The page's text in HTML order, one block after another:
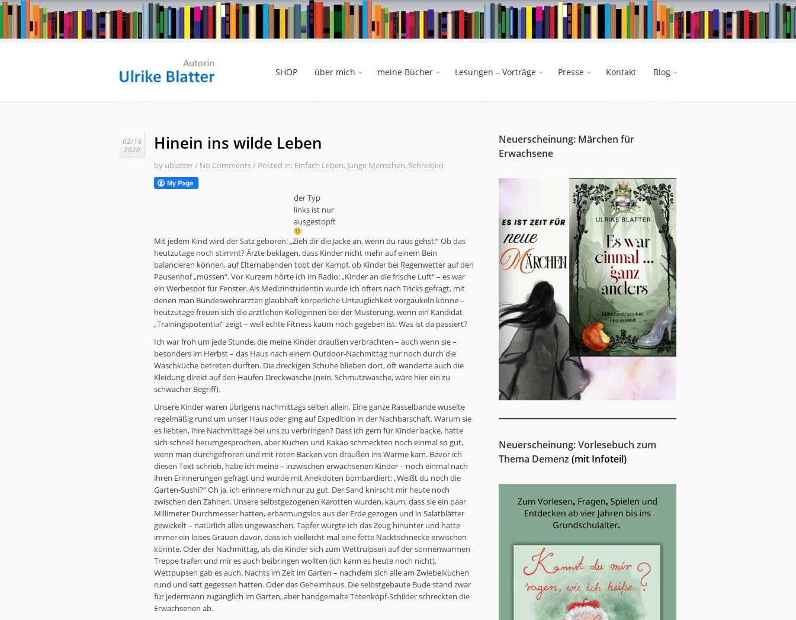
SHOP über mich meine Bücher Lesungen – Vorträge Presse Kontakt Blog
02/16
2020
Hinein ins wilde Leben
by ublatter/ No Comments/ Posted in: Einfach Leben, Junge Menschen, Schreiben
der Typ
links ist nur
ausgestopft
Mit jedem Kind wird der Satz geboren: „Zieh dir die Jacke an, wenn du raus gehst!“ Ob das
heutzutage noch stimmt? Ärzte beklagen, dass Kinder nicht mehr auf einem Bein
balancieren können, auf Elternabenden tobt der Kampf, ob Kinder bei Regenwetter auf den
Pausenhof „müssen“. Vor Kurzem hörte ich im Radio: „Kinder an die frische Luft“ – es war
ein Werbespot für Fenster. Als Medizinstudentin wurde ich öfters nach Tricks gefragt, mit
denen man Bundeswehrärzten glaubhaft körperliche Untauglichkeit vorgaukeln könne –
heutzutage freuen sich die ärztlichen Kolleginnen bei der Musterung, wenn ein Kandidat
„Trainingspotential“ zeigt – weil echte Fitness kaum noch gegeben ist. Was ist da passiert?
Ich war froh um jede Stunde, die meine Kinder draußen verbrachten – auch wenn sie –
besonders im Herbst – das Haus nach einem Outdoor-Nachmittag nur noch durch die
Waschküche betreten durften. Die dreckigen Schuhe blieben dort, oft wanderte auch die
Kleidung direkt auf den Haufen Dreckwäsche (nein, Schmutzwäsche, wäre hier ein zu
schwacher Begriff).
Unsere Kinder waren übrigens nachmittags selten allein. Eine ganze Rasselbande wuselte
regelmäßig rund um unser Haus oder ging auf Expedition in der Nachbarschaft. Warum sie
es liebten, ihre Nachmittage bei uns zu verbringen? Dass ich gern für Kinder backe, hatte
sich schnell herumgesprochen, aber Kuchen und Kakao schmeckten noch einmal so gut,
wenn man durchgefroren und mit roten Backen von draußen ins Warme kam. Bevor ich
diesen Text schrieb, habe ich meine – inzwischen erwachsenen Kinder – noch einmal nach
ihren Erinnerungen gefragt und wurde mit Anekdoten bombardiert: „Weißt du noch die
Garten-Sushi?“ Oh ja, ich erinnere mich nur zu gut. Der Sand knirscht mir heute noch
zwischen den Zähnen. Unsere selbstgezogenen Karotten wurden, kaum, dass sie ein paar
Millimeter Durchmesser hatten, erbarmungslos aus der Erde gezogen und in Salatblätter
gewickelt – natürlich alles ungewaschen. Tapfer würgte ich das Zeug hinunter und hatte
immer ein leises Grauen davor, dass ich vielleicht mal eine fette Nacktschnecke erwischen
könnte. Oder der Nachmittag, als die Kinder sich zum Wettrülpsen auf der sonnenwarmen
Treppe trafen und mir es auch beibringen wollten (ich kann es heute noch nicht).
Wettpupsen gab es auch. Nachts im Zelt im Garten – nachdem sich alle am Zwiebelkuchen
rund und satt gegessen hatten. Oder das Geheimhaus. Die selbstgebaute Bude stand zwar
für jedermann zugänglich im Garten, aber handgemalte Totenkopf-Schilder schreckten die
Erwachsenen ab.
Neuerscheinung: Märchen für
Erwachsene
Neuerscheinung: Vorlesebuch zum
Thema Demenz (mit Infoteil)